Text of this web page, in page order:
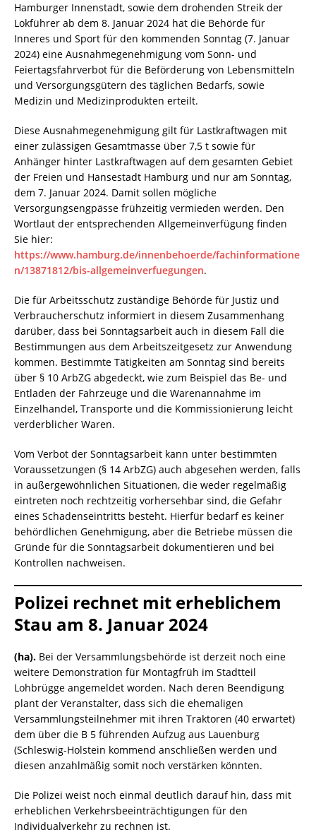
Hamburger Innenstadt, sowie dem drohenden Streik der
Lokführer ab dem 8. Januar 2024 hat die Behörde für
Inneres und Sport für den kommenden Sonntag (7. Januar
2024) eine Ausnahmegenehmigung vom Sonn- und
Feiertagsfahrverbot für die Beförderung von Lebensmitteln
und Versorgungsgütern des täglichen Bedarfs, sowie
Medizin und Medizinprodukten erteilt.
Diese Ausnahmegenehmigung gilt für Lastkraftwagen mit
einer zulässigen Gesamtmasse über 7,5 t sowie für
Anhänger hinter Lastkraftwagen auf dem gesamten Gebiet
der Freien und Hansestadt Hamburg und nur am Sonntag,
dem 7. Januar 2024. Damit sollen mögliche
Versorgungsengpässe frühzeitig vermieden werden. Den
Wortlaut der entsprechenden Allgemeinverfügung finden
Sie hier:
https://www.hamburg.de/innenbehoerde/fachinformatione
n/13871812/bis-allgemeinverfuegungen.
Die für Arbeitsschutz zuständige Behörde für Justiz und
Verbraucherschutz informiert in diesem Zusammenhang
darüber, dass bei Sonntagsarbeit auch in diesem Fall die
Bestimmungen aus dem Arbeitszeitgesetz zur Anwendung
kommen. Bestimmte Tätigkeiten am Sonntag sind bereits
über § 10 ArbZG abgedeckt, wie zum Beispiel das Be- und
Entladen der Fahrzeuge und die Warenannahme im
Einzelhandel, Transporte und die Kommissionierung leicht
verderblicher Waren.
Vom Verbot der Sonntagsarbeit kann unter bestimmten
Voraussetzungen (§ 14 ArbZG) auch abgesehen werden, falls
in außergewöhnlichen Situationen, die weder regelmäßig
eintreten noch rechtzeitig vorhersehbar sind, die Gefahr
eines Schadenseintritts besteht. Hierfür bedarf es keiner
behördlichen Genehmigung, aber die Betriebe müssen die
Gründe für die Sonntagsarbeit dokumentieren und bei
Kontrollen nachweisen.
Polizei rechnet mit erheblichem
Stau am 8. Januar 2024
(ha). Bei der Versammlungsbehörde ist derzeit noch eine
weitere Demonstration für Montagfrüh im Stadtteil
Lohbrügge angemeldet worden. Nach deren Beendigung
plant der Veranstalter, dass sich die ehemaligen
Versammlungsteilnehmer mit ihren Traktoren (40 erwartet)
dem über die B 5 führenden Aufzug aus Lauenburg
(Schleswig-Holstein kommend anschließen werden und
diesen anzahlmäßig somit noch verstärken könnten.
Die Polizei weist noch einmal deutlich darauf hin, dass mit
erheblichen Verkehrsbeeinträchtigungen für den
Individualverkehr zu rechnen ist.